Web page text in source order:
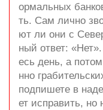
ормальных
ть. Сам лично
ют ли они с
ный ответ:
есь день, а
нно
подпишете в
ет исправить, но